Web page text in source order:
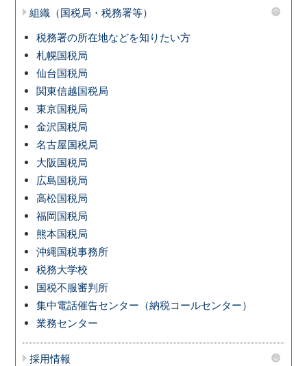
組織（国税局・税務署等）
税務署の所在地などを知りたい方
札幌国税局
仙台国税局
関東信越国税局
東京国税局
金沢国税局
名古屋国税局
大阪国税局
広島国税局
高松国税局
福岡国税局
熊本国税局
沖縄国税事務所
税務大学校
国税不服審判所
集中電話催告センター（納税コールセンター）
業務センター
採用情報